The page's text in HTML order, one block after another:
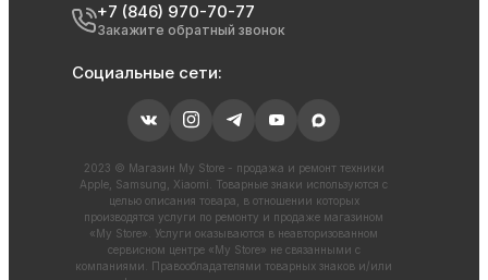
+7 (846) 970-70-77
Закажите обратный звонок
Социальные сети:
2023 © Магазин My Store - продажа и ремонт техники
Apple, Samsung, Xiaomi. Товарные знаки используются с
целью описания товара, в отношении которых
производятся услуги по ремонту и продаже магазином
«My Store». Услуги оказываются в неавторизованном
сервисном центре «My Store» не связанными с
компаниями. Правообладателями товарных знаков и/или